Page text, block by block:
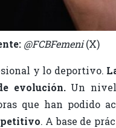
@FCBFemeni(X)
y lo deportivo.
evolución.Un nivel
que han podido
. A base de